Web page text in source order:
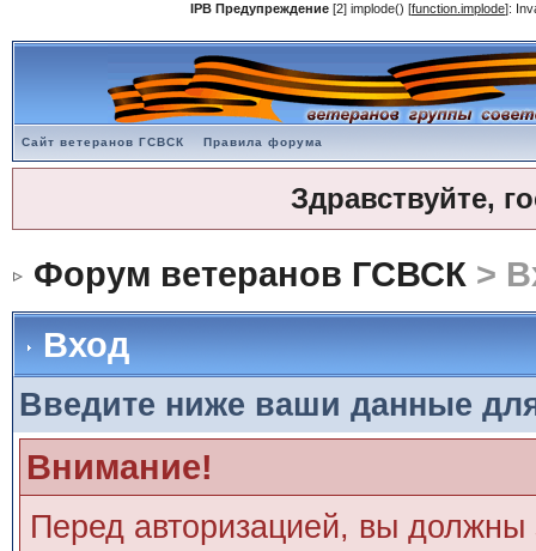
IPB Предупреждение [2] implode() [function.implode]:
Сайт ветеранов ГСВСК Правила форума
Здравствуйте,
Форум ветеранов ГСВСК >
Вход
Введите ниже ваши данные
Внимание!
Перед авторизацией, вы должны